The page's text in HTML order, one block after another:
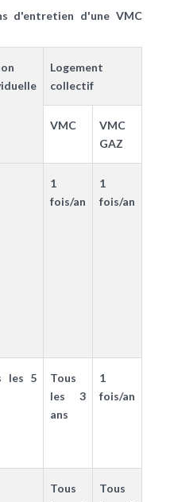
d'entretien d'une VMC
Logement
collectif
VMC
VMC
GAZ
1
fois/an
1
fois/an
les 5
Tous
les 3
ans
1
fois/an
Tous
Tous